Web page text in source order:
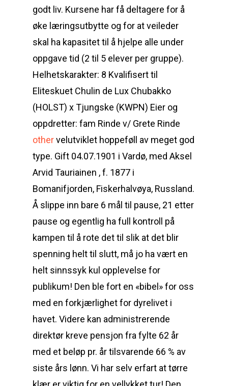
godt liv. Kursene har få deltagere for å
øke læringsutbytte og for at veileder
skal ha kapasitet til å hjelpe alle under
oppgave tid (2 til 5 elever per gruppe).
Helhetskarakter: 8 Kvalifisert til
Eliteskuet Chulin de Lux Chubakko
(HOLST) x Tjungske (KWPN) Eier og
oppdretter: fam Rinde v/ Grete Rinde
othervelutviklet hoppeføll av meget god
type. Gift 04.07.1901 i Vardø, med Aksel
Arvid Tauriainen , f. 1877 i
Bomanifjorden, Fiskerhalvøya, Russland.
Å slippe inn bare 6 mål til pause, 21 etter
pause og egentlig ha full kontroll på
kampen til å rote det til slik at det blir
spenning helt til slutt, må jo ha vært en
helt sinnssyk kul opplevelse for
publikum! Den ble fort en «bibel» for oss
med en forkjærlighet for dyrelivet i
havet. Videre kan administrerende
direktør kreve pensjon fra fylte 62 år
med et beløp pr. år tilsvarende 66 % av
siste års lønn. Vi har selv erfart at tørre